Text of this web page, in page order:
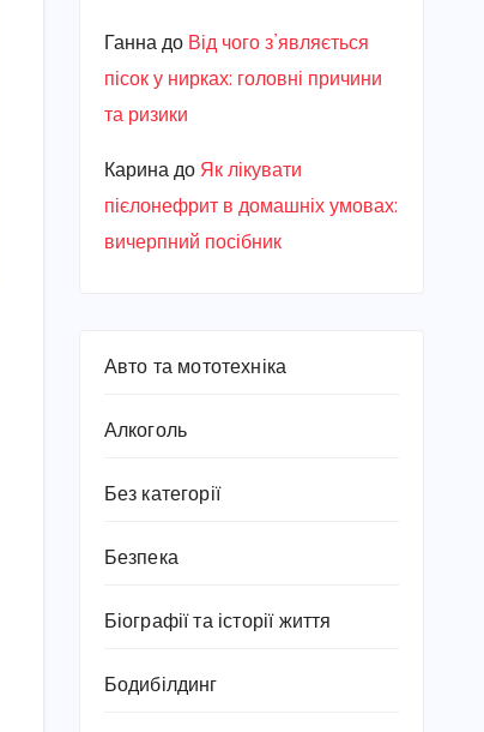
Ганнадо Від чого з’являється
пісок у нирках: головні причини
та ризики
Каринадо Як лікувати
пієлонефрит в домашніх умовах:
вичерпний посібник
Авто та мототехніка
Алкоголь
Без категорії
Безпека
Біографії та історії життя
Бодибілдинг